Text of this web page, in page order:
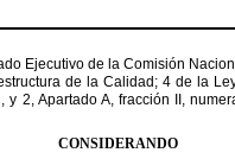
Ejecutivo de la Comisión
de la Calidad; 4 de la
y 2, Apartado A, fracción II,
CONSIDERANDO